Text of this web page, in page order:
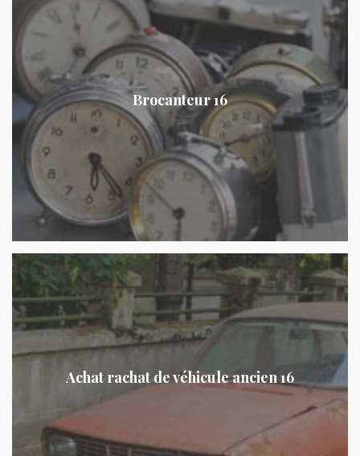
Brocanteur 16
Achat rachat de véhicule ancien 16